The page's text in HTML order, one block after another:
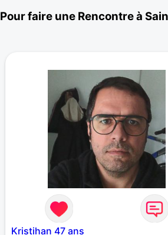
Pour faire une Rencontre à
Kristihan 47 ans